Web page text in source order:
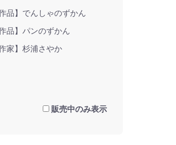
作品】でんしゃのずかん
作品】パンのずかん
作家】杉浦さやか
販売中のみ表示